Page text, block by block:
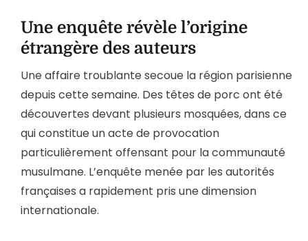
Une enquête révèle l’origine
étrangère des auteurs
Une affaire troublante secoue la région parisienne
depuis cette semaine. Des têtes de porc ont été
découvertes devant plusieurs mosquées, dans ce
qui constitue un acte de provocation
particulièrement offensant pour la communauté
musulmane. L’enquête menée par les autorités
françaises a rapidement pris une dimension
internationale.